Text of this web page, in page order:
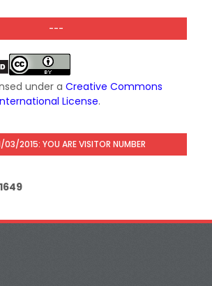
---
under a Creative Commons
License.
03/2015: YOU ARE VISITOR NUMBER
1649